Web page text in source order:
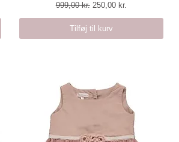
Regulær pris
999,00 kr. Salgspris
250,00 kr.
Tilføj til kurv